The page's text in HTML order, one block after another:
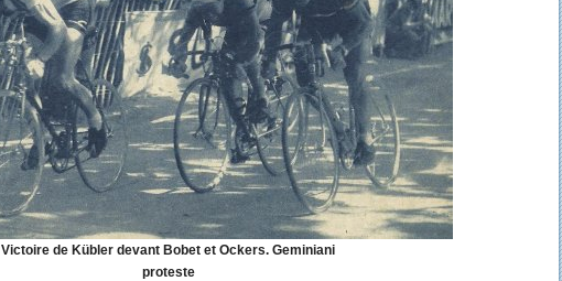
Victoire de Kübler devant Bobet et Ockers. Geminiani
proteste